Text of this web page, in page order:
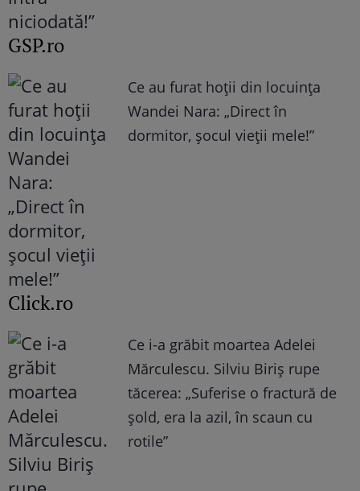
GSP.ro
Ce au furat hoții din locuința
Wandei Nara: „Direct în
dormitor, șocul vieții mele!”
Click.ro
Ce i-a grăbit moartea Adelei
Mărculescu. Silviu Biriș rupe
tăcerea: „Suferise o fractură de
șold, era la azil, în scaun cu
rotile”